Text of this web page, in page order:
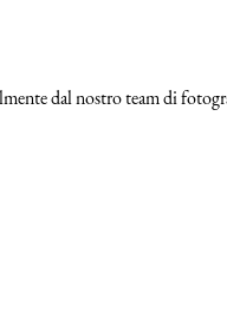
dal nostro team di